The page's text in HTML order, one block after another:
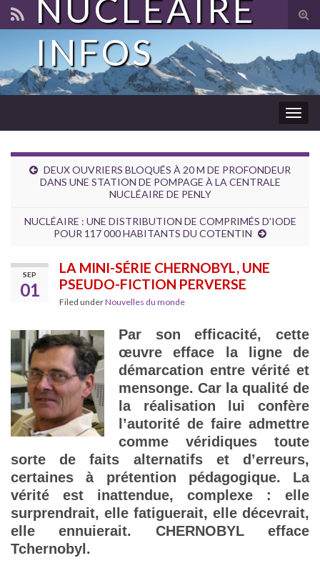
NUCLÉAIRE
INFOS
DEUX OUVRIERS BLOQUÉS À 20 M DE PROFONDEUR
DANS UNE STATION DE POMPAGE À LA CENTRALE
NUCLÉAIRE DE PENLY
NUCLÉAIRE : UNE DISTRIBUTION DE COMPRIMÉS D’IODE
POUR 117 000 HABITANTS DU COTENTIN
SEP
01
LA MINI-SÉRIE CHERNOBYL, UNE
PSEUDO-FICTION PERVERSE
Filed underNouvelles du monde
Par son efficacité, cette
œuvre efface la ligne de
démarcation entre vérité et
mensonge. Car la qualité de
la réalisation lui confère
l’autorité de faire admettre
comme véridiques toute
sorte de faits alternatifs et d’erreurs,
certaines à prétention pédagogique. La
vérité est inattendue, complexe : elle
surprendrait, elle fatiguerait, elle décevrait,
elle ennuierait. CHERNOBYL efface
Tchernobyl.